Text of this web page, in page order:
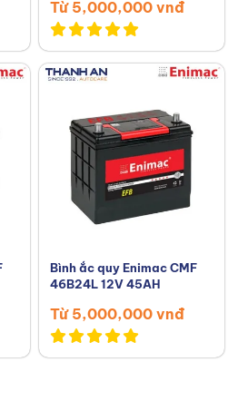
Từ 5,000,000 vnđ
Bình ắc quy Enimac CMF
46B24L 12V 45AH
Từ 5,000,000 vnđ